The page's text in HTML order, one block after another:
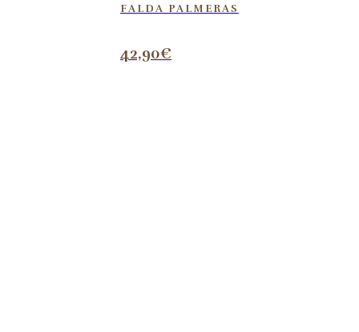
FALDA PALMERAS
42,90€